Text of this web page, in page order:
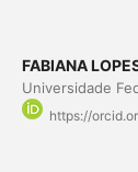
FABIANA
Universidade
https://